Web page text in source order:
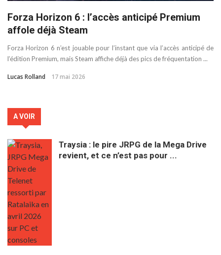
Forza Horizon 6 : l’accès anticipé Premium
affole déjà Steam
Forza Horizon 6 n’est jouable pour l’instant que via l’accès anticipé de
l’édition Premium, mais Steam affiche déjà des pics de fréquentation ...
Lucas Rolland 17 mai 2026
A VOIR
Traysia : le pire JRPG de la Mega Drive
revient, et ce n’est pas pour ...